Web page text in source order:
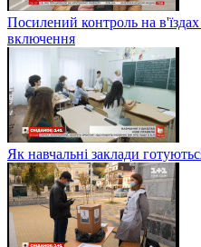
Посилений контроль на
включення
Як навчальні заклади